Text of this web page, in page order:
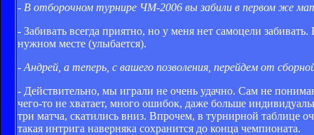
- В отборочном турнире ЧМ-2006 вы забили в первом же
- Забивать всегда приятно, но у меня нет самоцели
нужном месте (улыбается).
- Андрей, а теперь, с вашего позволения, перейдем от
- Действительно, мы играли не очень удачно. Сам не
чего-то не хватает, много ошибок, даже больше
три матча, скатились вниз. Впрочем, в турнирной таблице
такая интрига наверняка сохранится до конца чемпионата.